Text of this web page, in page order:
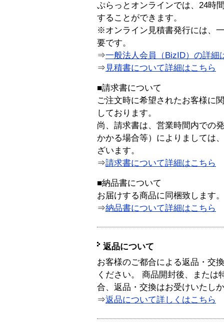
ぷらっとオンラインでは、24時
することができます。
※オンライン見積書発行には、
要です。
⇒一般法人会員（BizID）の詳細
⇒ 見積書について詳細はこちら
■請求書について
ご注文時に希望されたお客様に
しております。
尚、請求書は、営業時間内での
かかる場合等）によりましては
ざいます。
⇒請求書について詳細はこちら
■納品書について
お届けする商品に同梱致します。
⇒納品書について詳細はこちら
返品について
お客様のご都合による返品・交
ください。 商品開封後、または
合、返品・交換はお受けいたし
⇒返品について詳しくはこちら